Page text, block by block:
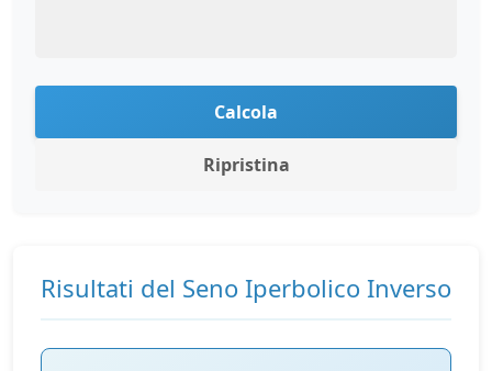
Calcola
Ripristina
Risultati del Seno Iperbolico Inverso